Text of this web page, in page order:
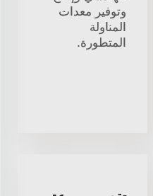
وتوفير معدات
المناولة
المتطورة.